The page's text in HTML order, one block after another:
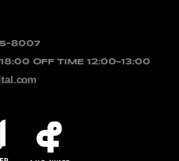
8007
OFF TIME 12:00~13:00